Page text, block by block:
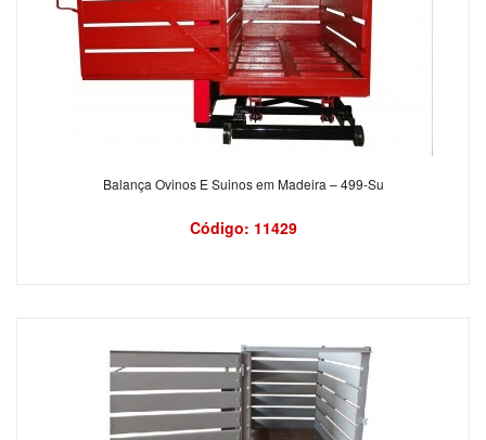
Balança Ovinos E Suinos em Madeira – 499-Su
Código: 11429